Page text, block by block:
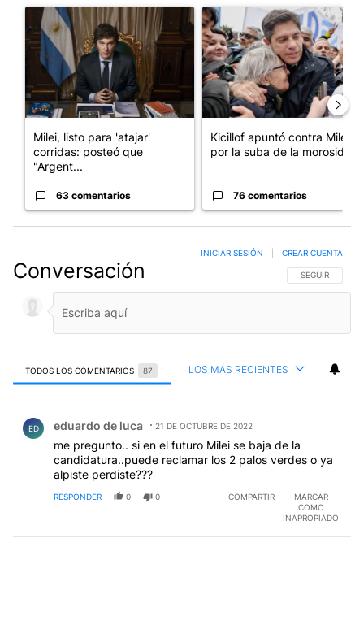
Un artículo de tendencia con el título "Milei, listo para 'atajar'
Milei, listo para 'atajar'
corridas: posteó que
"Argent...
63 comentarios
Un artículo de tendencia con
Kicillof apuntó contra Milei
por la suba de la morosida...
76 comentarios
Conversación SIGA ESTA
SEGUIR
INICIAR SESIÓN CREAR CUENTA
TODOS LOS COMENTARIOS 87 LOS MÁS RECIENTES
ED eduardo de luca 21 DE OCTUBRE DE 2022
me pregunto.. si en el futuro Milei se baja de la
candidatura..puede reclamar los 2 palos verdes o ya
alpiste perdiste???
RESPONDER 0 0 COMPARTIR
MARCAR
COMO
INAPROPIADO